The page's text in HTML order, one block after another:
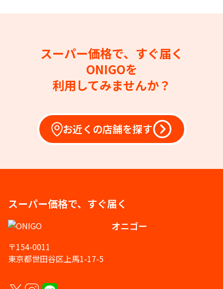
スーパー価格で、すぐ届く
ONIGOを
利用してみませんか？
お近くの店舗を探す
スーパー価格で、すぐ届く
オニゴー
〒154-0011
東京都世田谷区上馬1-17-5